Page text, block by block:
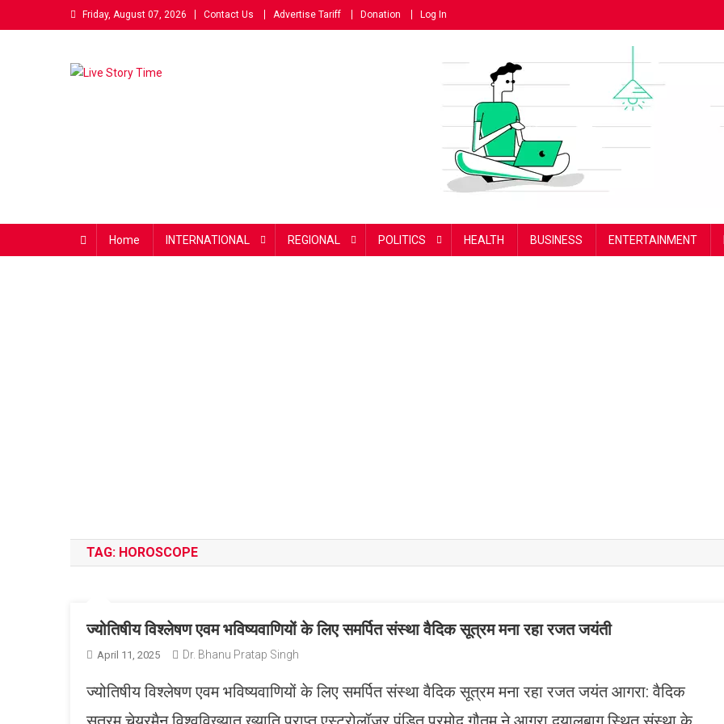
to
Friday, August 07, 2026 Contact Us Advertise Tariff Donation Log In
Home INTERNATIONAL REGIONAL POLITICS HEALTH BUSINESS ENTERTAINMENT
TAG: HOROSCOPE
ज्योतिषीय विश्लेषण एवम भविष्यवाणियों के लिए समर्पित संस्था वैदिक सूत्रम मना रहा रजत जयंती
April 11, 2025 Dr. Bhanu Pratap Singh
ज्योतिषीय विश्लेषण एवम भविष्यवाणियों के लिए समर्पित संस्था वैदिक सूत्रम मना रहा रजत जयंत आगरा: वैदिक